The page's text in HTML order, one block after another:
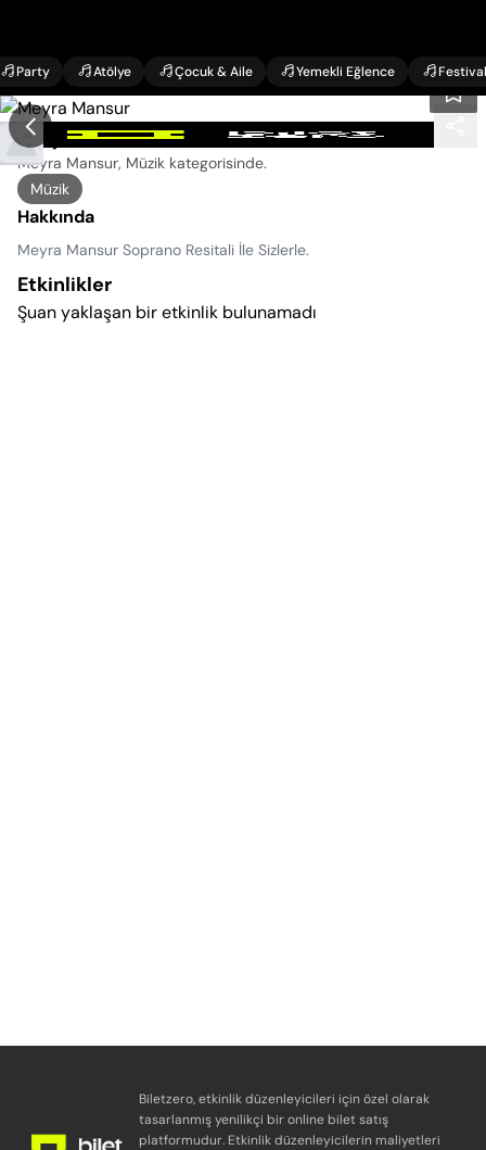
Party Atölye Çocuk & Aile Yemekli Eğlence Festival
Meyra Mansur Konseri
Meyra Mansur, Müzik kategorisinde.
Müzik
Hakkında
Meyra Mansur Soprano Resitali İle Sizlerle.
Etkinlikler
Şuan yaklaşan bir etkinlik bulunamadı
Biletzero, etkinlik düzenleyicileri için özel olarak
tasarlanmış yenilikçi bir online bilet satış
platformudur. Etkinlik düzenleyicilerin maliyetleri